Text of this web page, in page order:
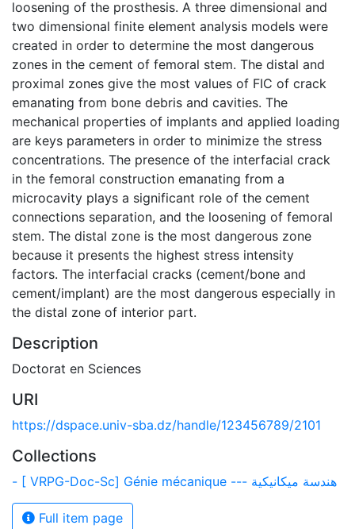
loosening of the prosthesis. A three dimensional and
two dimensional finite element analysis models were
created in order to determine the most dangerous
zones in the cement of femoral stem. The distal and
proximal zones give the most values of FIC of crack
emanating from bone debris and cavities. The
mechanical properties of implants and applied loading
are keys parameters in order to minimize the stress
concentrations. The presence of the interfacial crack
in the femoral construction emanating from a
microcavity plays a significant role of the cement
connections separation, and the loosening of femoral
stem. The distal zone is the most dangerous zone
because it presents the highest stress intensity
factors. The interfacial cracks (cement/bone and
cement/implant) are the most dangerous especially in
the distal zone of interior part.
Description
Doctorat en Sciences
URI
https://dspace.univ-sba.dz/handle/123456789/2101
Collections
- [ VRPG-Doc-Sc] Génie mécanique --- هندسة ميكانيكية
Full item page